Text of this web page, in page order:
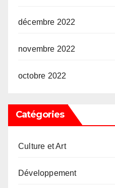
décembre 2022
novembre 2022
octobre 2022
Catégories
Culture et Art
Développement